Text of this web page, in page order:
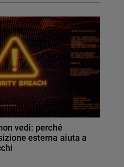
vedi: perché
esterna aiuta a